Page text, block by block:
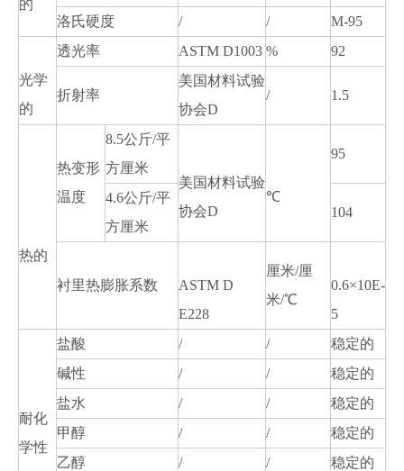
的
洛氏硬度
/ / M-95
光学
的
透光率 ASTM D1003 % 92
折射率
美国材料试验
协会D
/ 1.5
热的
热变形
温度
8.5公斤/平
方厘米
美国材料试验
协会D
℃
95
4.6公斤/平
方厘米
104
衬里热膨胀系数
ASTM D
E228
厘米/厘
米/℃
0.6×10E-
5
耐化
学性
盐酸 / /
稳定的
碱性
/ /
稳定的
盐水
/ /
稳定的
甲醇
/ /
稳定的
乙醇
/ /
稳定的